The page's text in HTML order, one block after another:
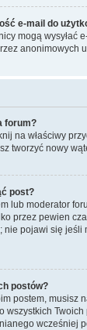
e-mail do
mogą wysyłać
anonimowych
forum?
na właściwy
tworzyć nowy
post?
lub moderator
przez pewien
nie pojawi się
postów?
postem, musisz
wszystkich
wcześniej